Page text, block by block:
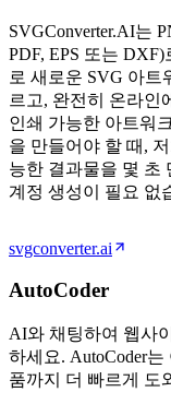
SVGConverter.AI는
PDF, EPS 또는
로 새로운 SVG 아트
르고, 완전히 온라인
인쇄 가능한 아트워
을 만들어야 할 때,
능한 결과물을 몇
계정 생성이 필요 없
svgconverter.ai
AutoCoder
AI와 채팅하여 웹사
하세요. AutoCoder
품까지 더 빠르게 도